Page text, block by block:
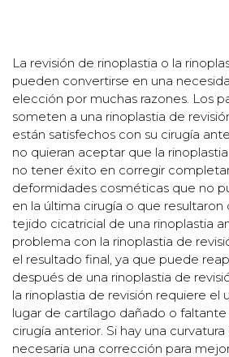
La revisión de rinoplastia o la
pueden convertirse en una
elección por muchas razones. Los
someten a una rinoplastia de
están satisfechos con su cirugía
no quieran aceptar que la
no tener éxito en corregir
deformidades cosméticas que no
en la última cirugía o que resultaron
tejido cicatricial de una rinoplastia
problema con la rinoplastia de
el resultado final, ya que puede
después de una rinoplastia de
la rinoplastia de revisión requiere el
lugar de cartílago dañado o faltante
cirugía anterior. Si hay una
necesaria una corrección para